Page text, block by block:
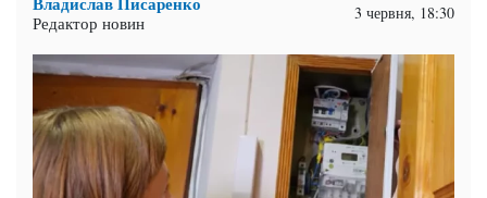
Редактор новин 3 червня, 18:30